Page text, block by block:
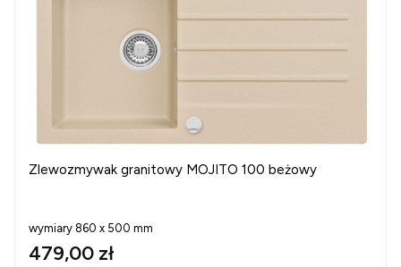
Zlewozmywak granitowy MOJITO 100 beżowy
wymiary 860 x 500 mm
479,00 zł